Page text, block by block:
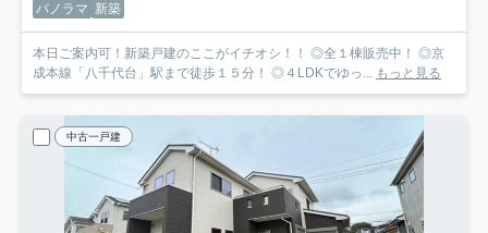
パノラマ 新築
本日ご案内可！新築戸建のここがイチオシ！！ ◎全１棟販売中！ ◎京
成本線「八千代台」駅まで徒歩１５分！ ◎４LDKでゆっ... もっと見る
中古一戸建